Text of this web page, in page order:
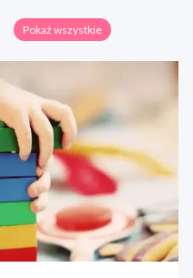
Pokaż wszystkie